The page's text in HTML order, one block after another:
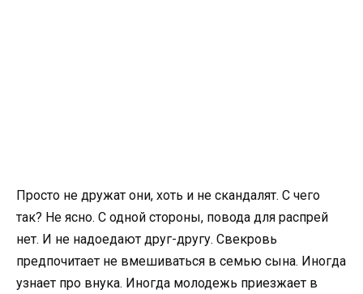
Просто не дружат они, хоть и не скандалят. С чего
так? Не ясно. С одной стороны, повода для распрей
нет. И не надоедают друг-другу. Свекровь
предпочитает не вмешиваться в семью сына. Иногда
узнает про внука. Иногда молодежь приезжает в